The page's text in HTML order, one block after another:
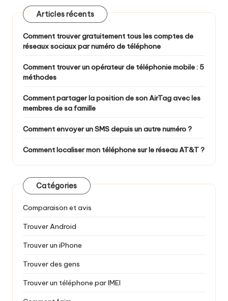
Articles récents
Comment trouver gratuitement tous les comptes de
réseaux sociaux par numéro de téléphone
Comment trouver un opérateur de téléphonie mobile : 5
méthodes
Comment partager la position de son AirTag avec les
membres de sa famille
Comment envoyer un SMS depuis un autre numéro ?
Comment localiser mon téléphone sur le réseau AT&T ?
Catégories
Comparaison et avis
Trouver Android
Trouver un iPhone
Trouver des gens
Trouver un téléphone par IMEI